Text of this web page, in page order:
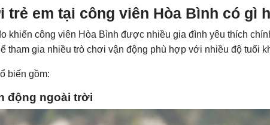
trẻ em tại công viên Hòa Bình có gì
khiến công viên Hòa Bình được nhiều gia đình yêu thích
tham gia nhiều trò chơi vận động phù hợp với nhiều độ tuổi
biến gồm:
động ngoài trời